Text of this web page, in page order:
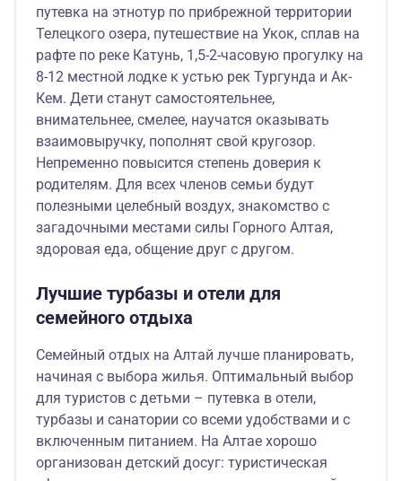
путевка на этнотур по прибрежной территории
Телецкого озера, путешествие на Укок, сплав на
рафте по реке Катунь, 1,5-2-часовую прогулку на
8-12 местной лодке к устью рек Тургунда и Ак-
Кем. Дети станут самостоятельнее,
внимательнее, смелее, научатся оказывать
взаимовыручку, пополнят свой кругозор.
Непременно повысится степень доверия к
родителям. Для всех членов семьи будут
полезными целебный воздух, знакомство с
загадочными местами силы Горного Алтая,
здоровая еда, общение друг с другом.
Лучшие турбазы и отели для
семейного отдыха
Семейный отдых на Алтай лучше планировать,
начиная с выбора жилья. Оптимальный выбор
для туристов с детьми – путевка в отели,
турбазы и санатории со всеми удобствами и с
включенным питанием. На Алтае хорошо
организован детский досуг: туристическая